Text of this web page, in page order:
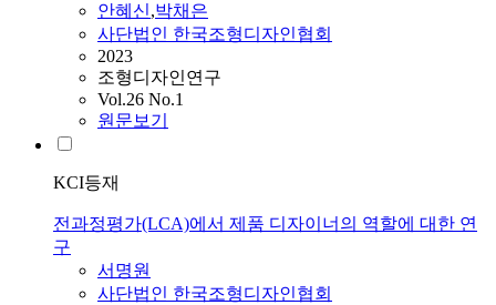
안혜신,박채은
사단법인 한국조형디자인협회
2023
조형디자인연구
Vol.26 No.1
원문보기
KCI등재
전과정평가(LCA)에서 제품 디자이너의 역할에 대한 연
구
서명원
사단법인 한국조형디자인협회